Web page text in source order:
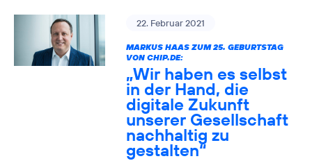
22. Februar 2021
MARKUS HAAS ZUM 25. GEBURTSTAG
VON CHIP.DE:
„Wir haben es selbst
in der Hand, die
digitale Zukunft
unserer Gesellschaft
nachhaltig zu
gestalten“